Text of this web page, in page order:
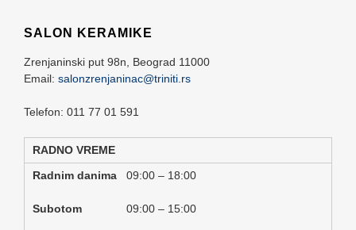
SALON KERAMIKE
Zrenjaninski put 98n, Beograd 11000
Email: salonzrenjaninac@triniti.rs
Telefon: 011 77 01 591
RADNO VREME
Radnim danima 09:00 – 18:00
Subotom 09:00 – 15:00